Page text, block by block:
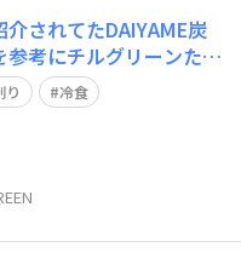
されてたDAIYAME炭
考にチルグリーンたち
いた味わいができまし
らなかったのですがい
得出来たようです。た
セブ
り
冷食